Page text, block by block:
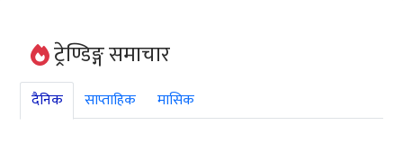
ट्रेण्डिङ्ग समाचार
दैनिक साप्ताहिक मासिक